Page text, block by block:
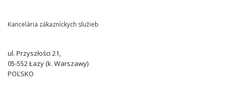
Kancelária zákazníckych služieb
ul. Przyszłości 21,
05-552 Łazy (k. Warszawy)
POĽSKO